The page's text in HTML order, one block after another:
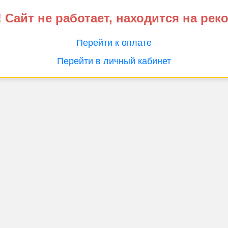
не работает, находится на
Перейти к оплате
Перейти в личный кабинет